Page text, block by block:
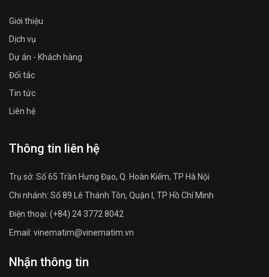
Giới thiệu
Dịch vụ
Dự án - Khách hàng
Đối tác
Tin tức
Liên hệ
Thông tin liên hệ
Trụ sở: Số 65 Trần Hưng Đạo, Q. Hoàn Kiếm, TP Hà Nội
Chi nhánh: Số 89 Lê Thánh Tôn, Quận I, TP Hồ Chí Minh
Điện thoại: (+84) 24 3772 8042
Email: vinematim@vinematim.vn
Nhận thông tin